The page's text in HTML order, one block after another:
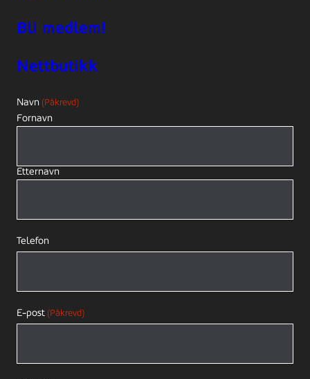
Bli medlem!
Nettbutikk
Navn (Påkrevd)
Fornavn
Etternavn
Telefon
E-post (Påkrevd)